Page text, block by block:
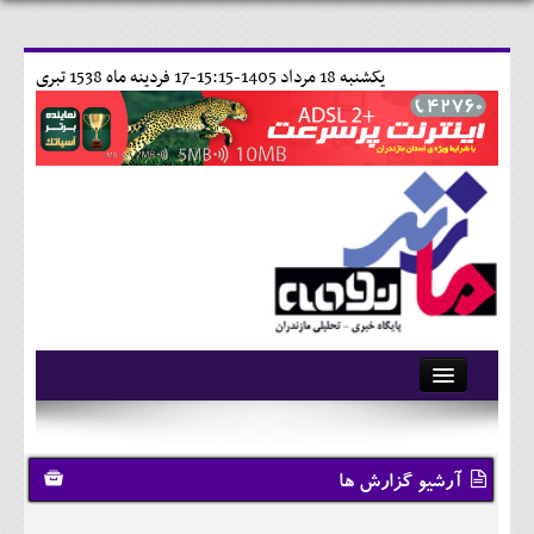
17 فردينه ماه 1538 تبری يکشنبه 18 مرداد 1405-15:15-
آرشیو
تماس با ما
وبلاگ
آرشیو گزارش ها